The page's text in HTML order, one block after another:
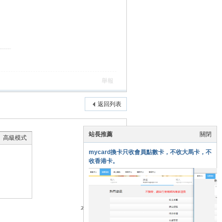
舉報
返回列表
高級模式
本版積分規則
關閉
站長推薦
mycard換卡只收會員點數卡，不收大馬卡，不
收香港卡。